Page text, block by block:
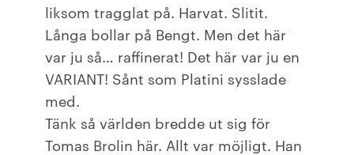
liksom tragglat på. Harvat. Slitit.
Långa bollar på Bengt. Men det här
var ju så… raffinerat! Det här var ju en
VARIANT! Sånt som Platini sysslade
med.
Tänk så världen bredde ut sig för
Tomas Brolin här. Allt var möjligt. Han